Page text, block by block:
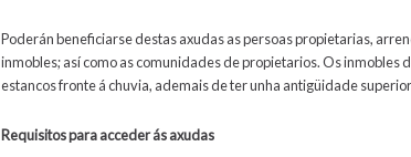
Poderán beneficiarse destas axudas as persoas propietarias,
inmobles; así como as comunidades de propietarios. Os
estancos fronte á chuvia, ademais de ter unha antigüidade superior
Requisitos para acceder ás axudas